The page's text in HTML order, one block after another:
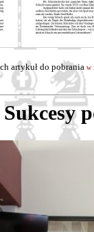
artykuł do pobrania w
Sukcesy